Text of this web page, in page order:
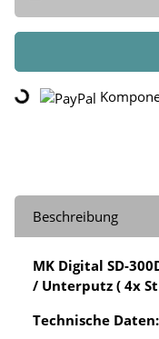
Loading...
Beschreibung
MK Digital SD-
/ Unterputz ( 4x
Technische Daten: